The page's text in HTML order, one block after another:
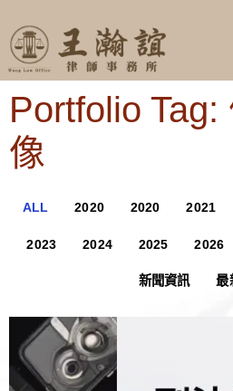
Portfolio Tag:
像
ALL 2020 2020 2021
2023 2024 2025 2026
新聞資訊 最